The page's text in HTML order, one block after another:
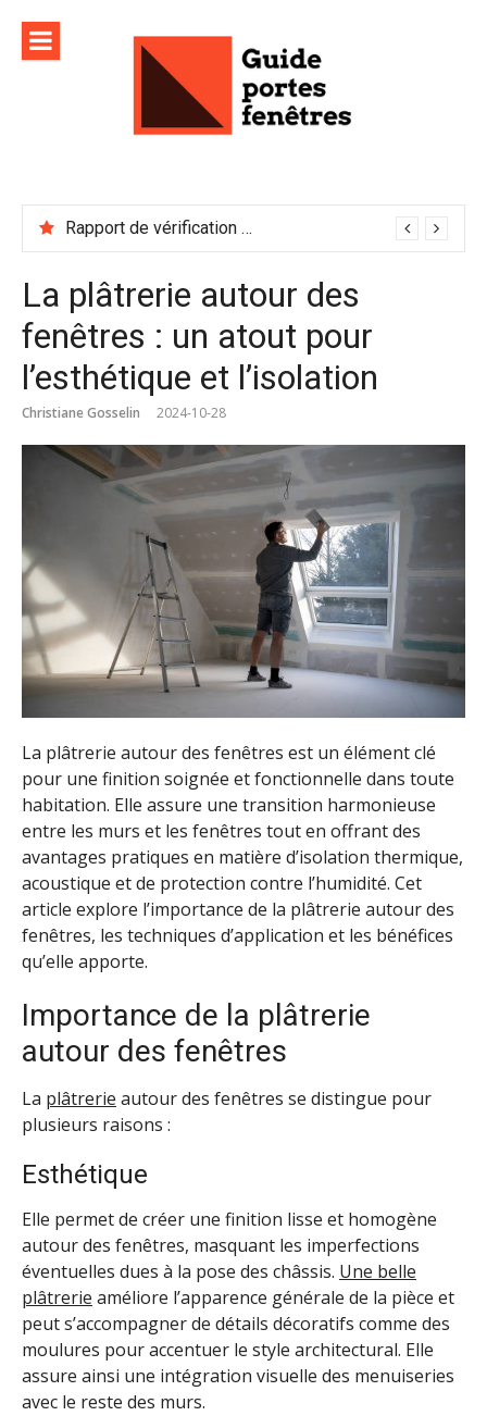
contenu
Rapport de vérification sécurité : à conserver précieusement
La plâtrerie autour des
fenêtres : un atout pour
l’esthétique et l’isolation
Christiane Gosselin 2024-10-28
La plâtrerie autour des fenêtres est un élément clé
pour une finition soignée et fonctionnelle dans toute
habitation. Elle assure une transition harmonieuse
entre les murs et les fenêtres tout en offrant des
avantages pratiques en matière d’isolation thermique,
acoustique et de protection contre l’humidité. Cet
article explore l’importance de la plâtrerie autour des
fenêtres, les techniques d’application et les bénéfices
qu’elle apporte.
Importance de la plâtrerie
autour des fenêtres
La plâtrerie autour des fenêtres se distingue pour
plusieurs raisons :
Esthétique
Elle permet de créer une finition lisse et homogène
autour des fenêtres, masquant les imperfections
éventuelles dues à la pose des châssis. Une belle
plâtrerie améliore l’apparence générale de la pièce et
peut s’accompagner de détails décoratifs comme des
moulures pour accentuer le style architectural. Elle
assure ainsi une intégration visuelle des menuiseries
avec le reste des murs.